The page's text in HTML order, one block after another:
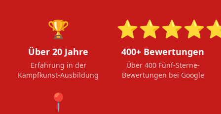
🏆
Über 20 Jahre
Erfahrung in der
Kampfkunst-Ausbildung
400+ Bewertungen
Über 400 Fünf-Sterne-
Bewertungen bei Google
📍